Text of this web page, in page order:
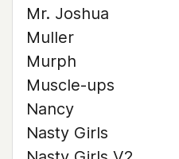
Mr. Joshua
Muller
Murph
Muscle-ups
Nancy
Nasty Girls